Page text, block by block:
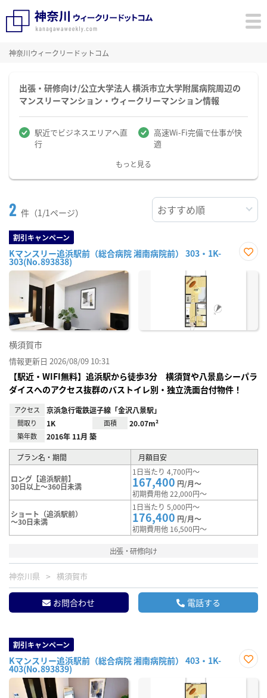
神奈川ウィークリードットコム
出張・研修向け/公立大学法人 横浜市立大学附属病院周辺の
マンスリーマンション・ウィークリーマンション情報
駅近でビジネスエリアへ直
行
高速Wi-Fi完備で仕事が快
適
もっと見る
2 件（1/1ページ）
割引キャンペーン
Kマンスリー追浜駅前（総合病院 湘南病院前） 303・1K-
303(No.893838)
に入
横須賀市
情報更新日 2026/08/09 10:31
【駅近・WIFI無料】追浜駅から徒歩3分 横須賀や八景島シーパラ
ダイスへのアクセス抜群のバストイレ別・独立洗面台付物件！
アクセス 京浜急行電鉄逗子線「金沢八景駅」
間取り 1K 面積 20.07m²
築年数 2016年 11月 築
プラン名・期間 月額目安
ロング【追浜駅前】
30日以上～360日未満
1日当たり 4,700円～
167,400 円/月～
初期費用他 22,000円～
ショート（追浜駅前）
～30日未満
1日当たり 5,000円～
176,400 円/月～
初期費用他 16,500円～
出張・研修向け
神奈川県 横須賀市
お問合わせ 電話する
割引キャンペーン
Kマンスリー追浜駅前（総合病院 湘南病院前） 403・1K-
403(No.893839)
に入